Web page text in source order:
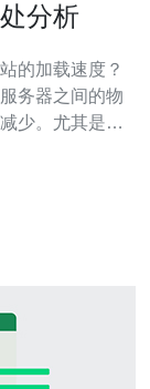
分析
的加载速度？
务器之间的物
少。尤其是对
快速加载的页